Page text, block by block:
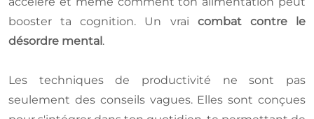
booster ta cognition. Un vrai combat contre le
désordre mental.
Les techniques de productivité ne sont pas
seulement des conseils vagues. Elles sont conçues